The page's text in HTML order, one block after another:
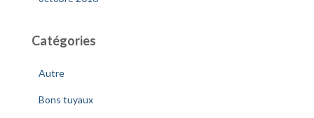
Catégories
Autre
Bons tuyaux